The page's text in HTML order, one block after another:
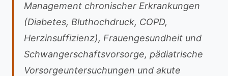
Management chronischer Erkrankungen
(Diabetes, Bluthochdruck, COPD,
Herzinsuffizienz), Frauengesundheit und
Schwangerschaftsvorsorge, pädiatrische
Vorsorgeuntersuchungen und akute